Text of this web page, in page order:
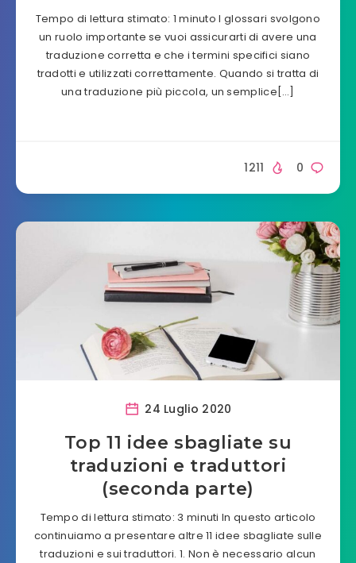
Tempo di lettura stimato: 1 minuto I glossari svolgono
un ruolo importante se vuoi assicurarti di avere una
traduzione corretta e che i termini specifici siano
tradotti e utilizzati correttamente. Quando si tratta di
una traduzione più piccola, un semplice[…]
0
1211
24 Luglio 2020
Top 11 idee sbagliate su
traduzioni e traduttori
(seconda parte)
Tempo di lettura stimato: 3 minuti In questo articolo
continuiamo a presentare altre 11 idee sbagliate sulle
traduzioni e sui traduttori. 1. Non è necessario alcun